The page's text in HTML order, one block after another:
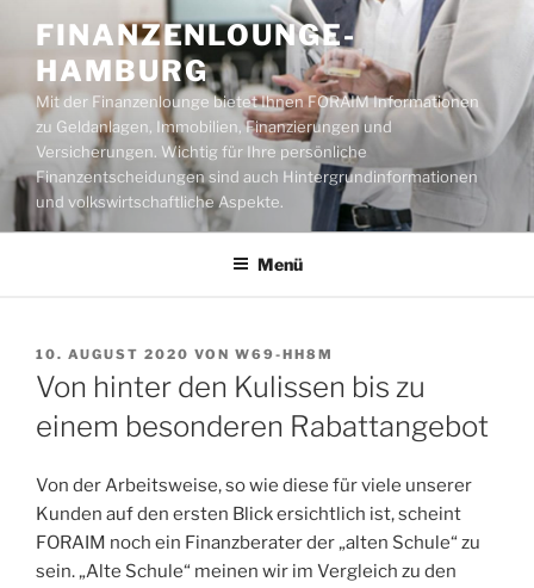
Inhalt
springen
FINANZENLOUNGE-
HAMBURG
Mit der Finanzenlounge bietet Ihnen FORAIM Informationen
zu Geldanlagen, Immobilien, Finanzierungen und
Versicherungen. Wichtig für Ihre persönliche
Finanzentscheidungen sind auch Hintergrundinformationen
und volkswirtschaftliche Aspekte.
Menü
VERÖFFENTLICHT
AM
10. AUGUST 2020 VON W69-HH8M
Von hinter den Kulissen bis zu
einem besonderen Rabattangebot
Von der Arbeitsweise, so wie diese für viele unserer
Kunden auf den ersten Blick ersichtlich ist, scheint
FORAIM noch ein Finanzberater der „alten Schule“ zu
sein. „Alte Schule“ meinen wir im Vergleich zu den